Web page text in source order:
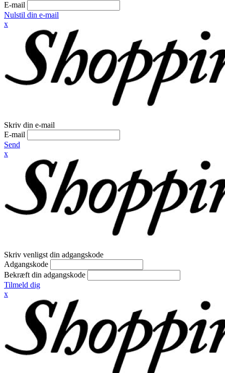
E-mail
Nulstil din e-mail
x
Skriv din e-mail
E-mail
Send
x
Skriv venligst din adgangskode
Adgangskode
Bekræft din adgangskode
Tilmeld dig
x